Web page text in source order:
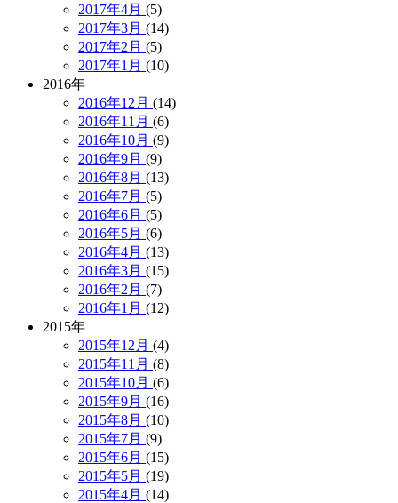
2017年4月 (5)
2017年3月 (14)
2017年2月 (5)
2017年1月 (10)
2016年
2016年12月 (14)
2016年11月 (6)
2016年10月 (9)
2016年9月 (9)
2016年8月 (13)
2016年7月 (5)
2016年6月 (5)
2016年5月 (6)
2016年4月 (13)
2016年3月 (15)
2016年2月 (7)
2016年1月 (12)
2015年
2015年12月 (4)
2015年11月 (8)
2015年10月 (6)
2015年9月 (16)
2015年8月 (10)
2015年7月 (9)
2015年6月 (15)
2015年5月 (19)
2015年4月 (14)